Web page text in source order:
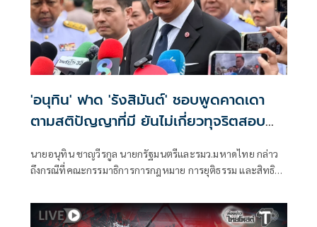
'อนุทิน' ฟาด 'รังสิมันต์' ชอบพูดคาดเดา
ตามสติปัญญาที่มี ยันไม่เกี่ยวทุจริตสอบ
นายอนุทิน ชาญวีรกูล นายกรัฐมนตรีและรมว.มหาดไทย กล่าว
ถึงกรณีที่คณะกรรมาธิการการกฎหมาย การยุติธรรม และสิทธิ
กรรมาธิการ มีการอ้างชื่อนายกรัฐมนตรี เข้าไปเกี่ยวข้องกับการ
ทุจริตสอบท้องถิ่น